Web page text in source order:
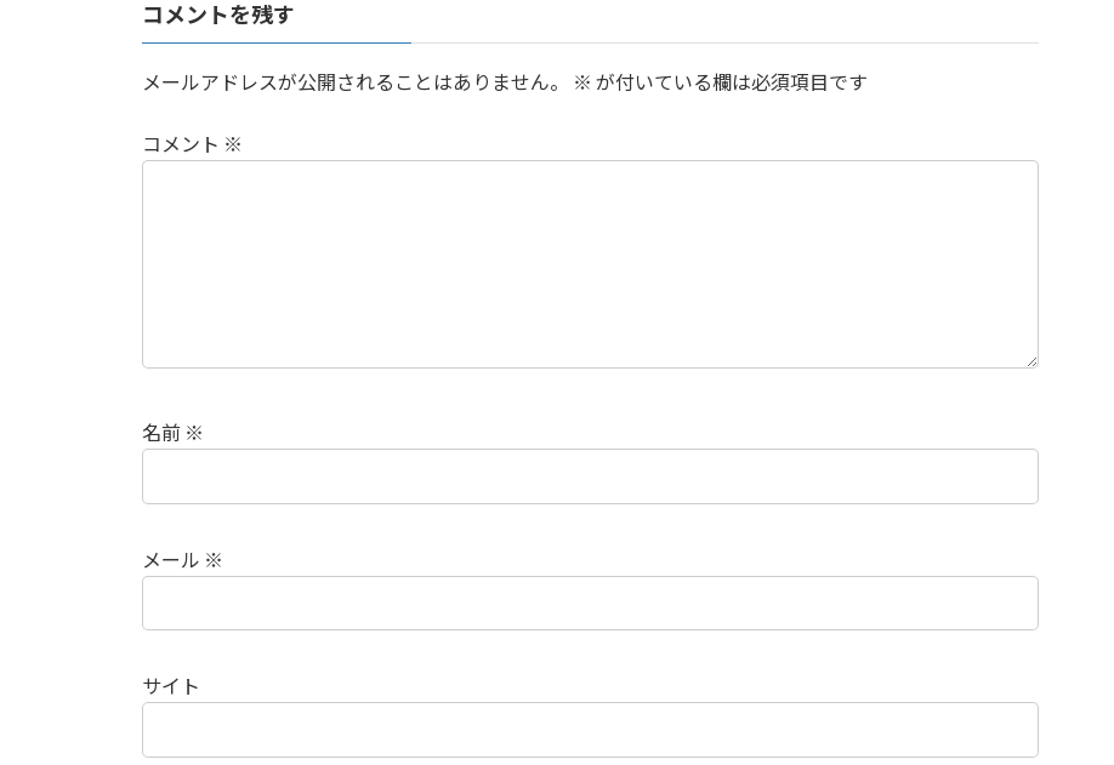
コメントを残す
メールアドレスが公開されることはありません。 ※ が付いている欄は必須項目です
コメント ※
名前 ※
メール ※
サイト